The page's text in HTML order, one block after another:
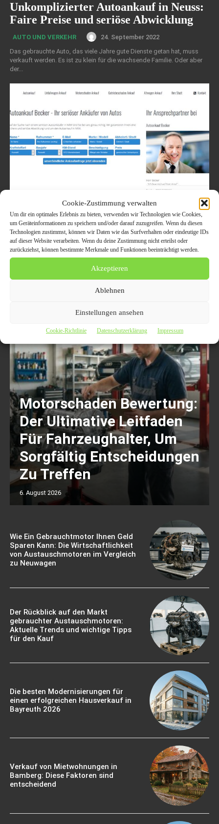
Cookie-Zustimmung verwalten
Um dir ein optimales Erlebnis zu bieten, verwenden wir Technologien wie Cookies,
um Geräteinformationen zu speichern und/oder darauf zuzugreifen. Wenn du diesen
Technologien zustimmst, können wir Daten wie das Surfverhalten oder eindeutige IDs
auf dieser Website verarbeiten. Wenn du deine Zustimmung nicht erteilst oder
zurückziehst, können bestimmte Merkmale und Funktionen beeinträchtigt werden.
Akzeptieren
Ablehnen
Einstellungen ansehen
Cookie-Richtlinie Datenschutzerklärung Impressum
Unkomplizierter Autoankauf in Neuss:
Faire Preise und seriöse Abwicklung
AUTO UND VERKEHR
24. September 2022
Das gebrauchte Auto, das viele Jahre gute Dienste getan hat, muss
verkauft werden. Es ist zu klein für die wachsende Familie. Oder aber
der...
Gebrauchtwagen verkaufen in Neuss
AUTO UND VERKEHR
30. Dezember 2019
Gebrauchtwagen verkaufen in Neuss Wenn Sie mit einem guten Gefühl
Ihr Auto verkaufen Neuss möchten, einen unkomplizierten Ablauf und
eine sichere Zahlung schätzen, dann sind...
Motorschaden Bewertung:
Der Ultimative Leitfaden
Für Fahrzeughalter, Um
Sorgfältig Entscheidungen
Zu Treffen
6. August 2026
Wie Ein Gebrauchtmotor Ihnen Geld
Sparen Kann: Die Wirtschaftlichkeit
von Austauschmotoren im Vergleich
zu Neuwagen
Der Rückblick auf den Markt
gebrauchter Austauschmotoren:
Aktuelle Trends und wichtige Tipps
für den Kauf
Die besten Modernisierungen für
einen erfolgreichen Hausverkauf in
Bayreuth 2026
Verkauf von Mietwohnungen in
Bamberg: Diese Faktoren sind
entscheidend